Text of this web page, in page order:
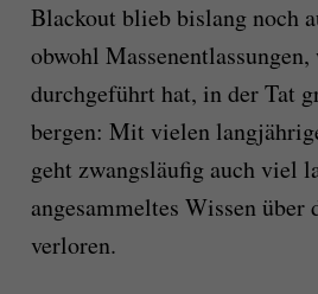
Blackout blieb bislang noch
obwohl
durchgeführt hat, in der Tat
bergen: Mit vielen
geht zwangsläufig auch viel
angesammeltes Wissen über
verloren.